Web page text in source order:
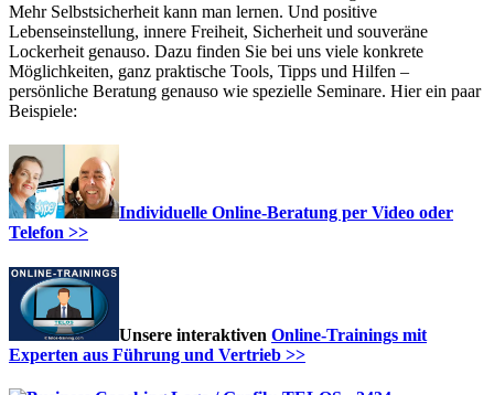
Mehr Selbstsicherheit kann man lernen. Und positive
Lebenseinstellung, innere Freiheit, Sicherheit und souveräne
Lockerheit genauso. Dazu finden Sie bei uns viele konkrete
Möglichkeiten, ganz praktische Tools, Tipps und Hilfen –
persönliche Beratung genauso wie spezielle Seminare. Hier ein paar
Beispiele:
Individuelle Online-Beratung per Video oder
Telefon >>
Unsere interaktiven Online-Trainings mit
Experten aus Führung und Vertrieb >>